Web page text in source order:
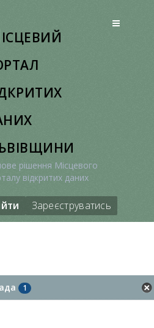
рішення Місцевого
відкритих даних
Зареєструватись
1